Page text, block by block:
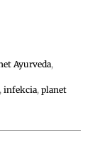
Ayurveda,
, infekcia, planet